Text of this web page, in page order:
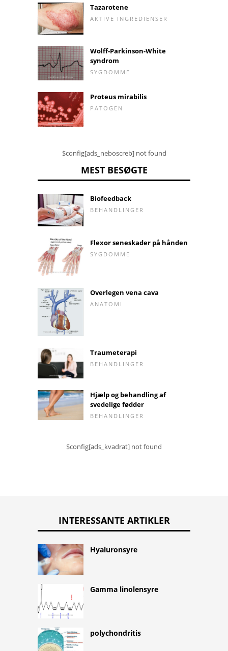
Tazarotene
AKTIVE INGREDIENSER
Wolff-Parkinson-White
syndrom
SYGDOMME
Proteus mirabilis
PATOGEN
$config[ads_neboscreb] not found
MEST BESØGTE
Biofeedback
BEHANDLINGER
Flexor seneskader på hånden
SYGDOMME
Overlegen vena cava
ANATOMI
Traumeterapi
BEHANDLINGER
Hjælp og behandling af
svedelige fødder
BEHANDLINGER
$config[ads_kvadrat] not found
INTERESSANTE ARTIKLER
Hyaluronsyre
Gamma linolensyre
polychondritis